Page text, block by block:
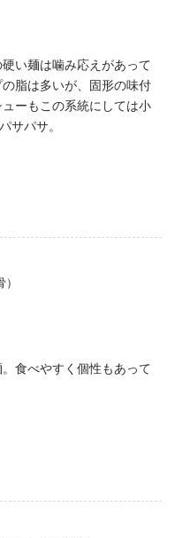
い麺は噛み応えがあって
脂は多いが、固形の味付
ーもこの系統にしては小
サパサ。
食べやすく個性もあって